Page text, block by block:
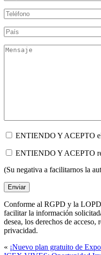
ENTIENDO Y ACEPTO el
ENTIENDO Y ACEPTO
(Su negativa a facilitarnos la
Conforme al RGPD y la
facilitar la información
desea, los derechos de
privacidad.
« ¡Nuevo plan gratuito de